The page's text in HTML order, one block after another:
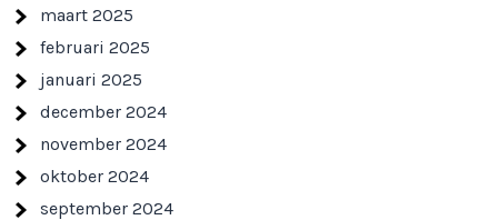
maart 2025
februari 2025
januari 2025
december 2024
november 2024
oktober 2024
september 2024